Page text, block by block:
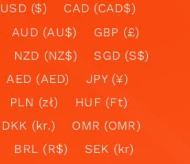
USD ($)
CAD (CAD$)
AUD (AU$)
GBP (£)
NZD (NZ$)
SGD (S$)
AED (AED)
JPY (¥)
PLN (zł)
HUF (Ft)
DKK (kr.)
OMR (OMR)
BRL (R$)
SEK (kr)